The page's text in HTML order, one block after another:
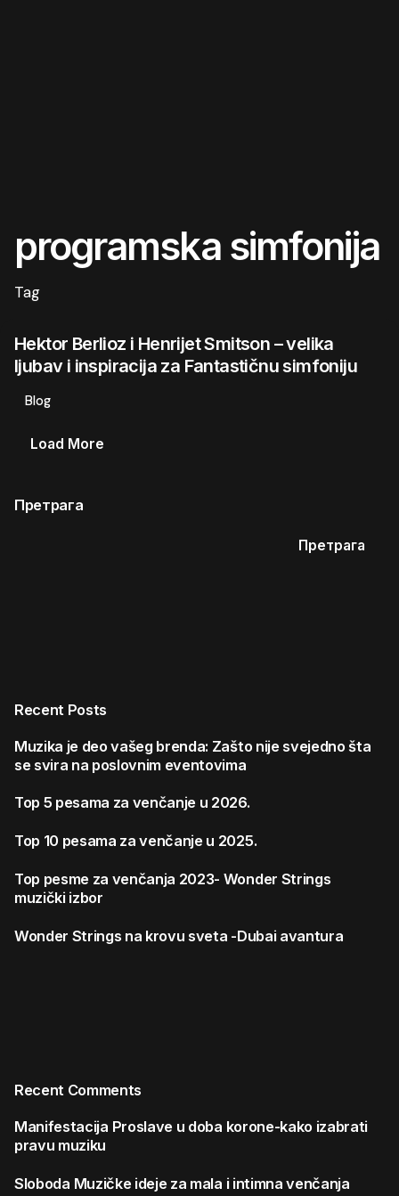
programska simfonija
Tag
Претрага
Претрага
Recent Posts
Muzika je deo vašeg brenda: Zašto nije svejedno šta
se svira na poslovnim eventovima
Top 5 pesama za venčanje u 2026.
Top 10 pesama za venčanje u 2025.
Top pesme za venčanja 2023- Wonder Strings
muzički izbor
Wonder Strings na krovu sveta -Dubai avantura
Recent Comments
Manifestacija Proslave u doba korone-kako izabrati
pravu muziku
Sloboda Muzičke ideje za mala i intimna venčanja
Hektor Berlioz i Henrijet Smitson – velika
ljubav i inspiracija za Fantastičnu simfoniju
Blog
Load More